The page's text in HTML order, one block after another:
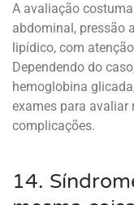
A avaliação
abdominal, pressão
lipídico, com
Dependendo do
hemoglobina
exames para avaliar
complicações.
14.